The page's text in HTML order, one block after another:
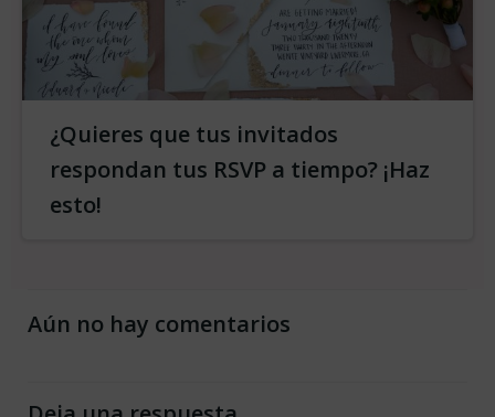
¿Quieres que tus invitados
respondan tus RSVP a tiempo? ¡Haz
esto!
Aún no hay comentarios